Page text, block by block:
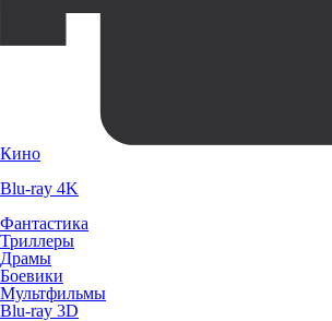
Кино
Blu-ray 4K
Фантастика
Триллеры
Драмы
Боевики
Мультфильмы
Blu-ray 3D